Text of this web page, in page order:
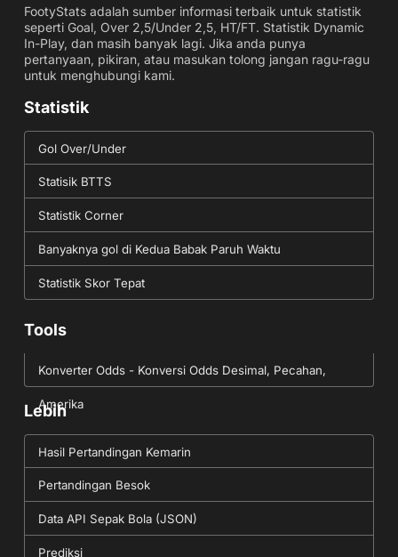
FootyStats adalah sumber informasi terbaik untuk statistik
seperti Goal, Over 2,5/Under 2,5, HT/FT. Statistik Dynamic
In-Play, dan masih banyak lagi. Jika anda punya
pertanyaan, pikiran, atau masukan tolong jangan ragu-ragu
untuk menghubungi kami.
Statistik
Gol Over/Under
Statisik BTTS
Statistik Corner
Banyaknya gol di Kedua Babak Paruh Waktu
Statistik Skor Tepat
Tools
Konverter Odds - Konversi Odds Desimal, Pecahan,
Amerika
Lebih
Hasil Pertandingan Kemarin
Pertandingan Besok
Data API Sepak Bola (JSON)
Prediksi